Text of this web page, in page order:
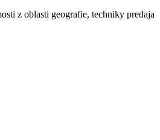
z oblasti geografie, techniky predaja